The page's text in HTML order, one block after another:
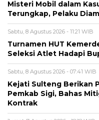
Misteri Mobil dalam
Terungkap, Pelaku
Sabtu, 8 Agustus 2026 - 11:21 WIB
Turnamen HUT
Seleksi Atlet Hadapi
Sabtu, 8 Agustus 2026 - 07:41 WIB
Kejati Sulteng Berikan
Pemkab Sigi, Bahas
Kontrak